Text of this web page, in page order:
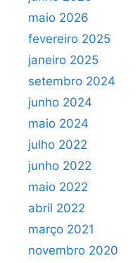
maio 2026
fevereiro 2025
janeiro 2025
setembro 2024
junho 2024
maio 2024
julho 2022
junho 2022
maio 2022
abril 2022
março 2021
novembro 2020